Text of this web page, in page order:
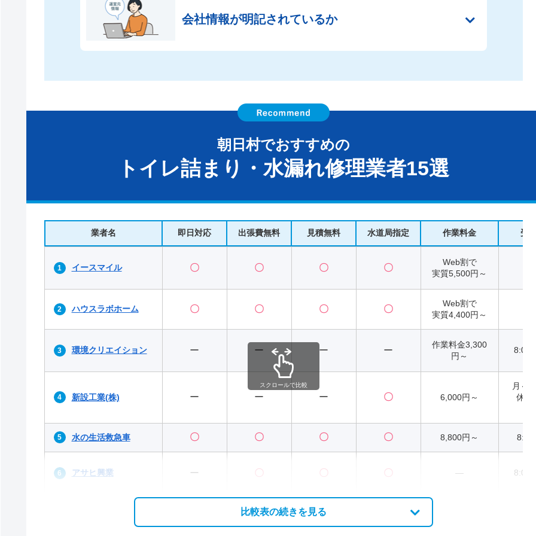
会社情報が明記されているか
朝日村でおすすめの
トイレ詰まり・水漏れ修理業者15選
業者名 即日対応 出張費無料 見積無料 水道局指定 作業料金 受
イースマイル 〇 〇 〇 〇
Web割で
実質5,500円～
ハウスラボホーム 〇 〇 〇 〇
Web割で
実質4,400円～
環境クリエイション ー ー ー ー
作業料金3,300
円～
8:00
新設工業(株) ー ー ー 〇 6,000円～
月～
休）
水の生活救急車 〇 〇 〇 〇 8,800円～ 8:00-
アサヒ興業 ー 〇 〇 〇 ― 8:00
スクロールで比較
比較表の続きを見る